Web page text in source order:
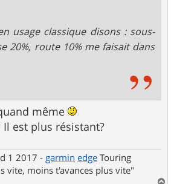
usage classique disons : sous-
20%, route 10% me faisait dans
même
Il est plus résistant?
1 2017 - garmin edge Touring
vite, moins t'avances plus vite"